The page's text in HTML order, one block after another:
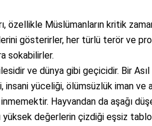
özellikle Müslümanların kritik
gösterirler, her türlü terör ve
sokabilirler.
ve dünya gibi geçicidir. Bir Asıl
yüceliği, ölümsüzlük iman ve
Hayvandan da aşağı
değerlerin çizdiği eşsiz